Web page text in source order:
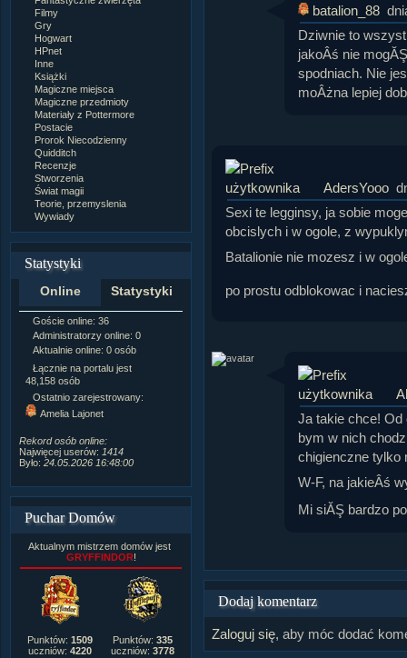
Filmy
Gry
Hogwart
HPnet
Inne
Książki
Magiczne miejsca
Magiczne przedmioty
Materiały z Pottermore
Postacie
Prorok Niecodzienny
Quidditch
Recenzje
Stworzenia
Świat magii
Teorie, przemyslenia
Wywiady
Statystyki
Online Statystyki
Goście online: 36
Administratorzy online: 0
Aktualnie online: 0 osób
Łącznie na portalu jest
48,158 osób
Ostatnio zarejestrowany:
Amelia Lajonet
Rekord osób online:
Najwięcej userów: 1414
Było: 24.05.2026 16:48:00
Zdjęć w galerii:
Tematów na forum:
3,921
319,637
Komentarzy do materiałów:
3,327
4,170
Puchar Domów
Aktualnym mistrzem domów jest
GRYFFINDOR!
Punktów: 1509
uczniów: 4220
Punktów: 335
uczniów: 3778
batalion_88
Dziwnie to
jakoÂś nie
spodniach. Nie
moÂżna lepiej
AdersYooo
Sexi te legginsy, ja sobie
obcislych i w ogole, z
Batalionie nie mozesz i w
po prostu odblokowac i
Ja takie chce! Od
bym w nich
chigienczne tylko
W-F, na jakieÂś
Mi siĂŞ bardzo
Dodaj komentarz
Zaloguj się, aby móc dodać